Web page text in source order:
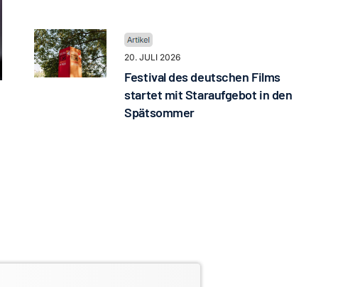
20. JULI 2026
Festival des deutschen Films
startet mit Staraufgebot in den
Spätsommer